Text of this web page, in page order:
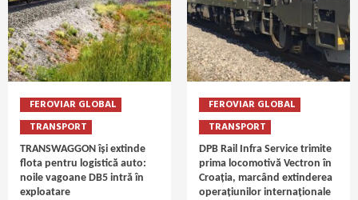
FEROVIAR GLOBAL
TRANSPORT
TRANSWAGGON își extinde
flota pentru logistică auto:
noile vagoane DB5 intră în
exploatare
FEROVIAR GLOBAL
TRANSPORT
DPB Rail Infra Service trimite
prima locomotivă Vectron în
Croația, marcând extinderea
operațiunilor internaționale